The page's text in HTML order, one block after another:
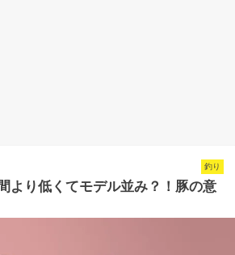
釣り
より低くてモデル並み？！豚の意